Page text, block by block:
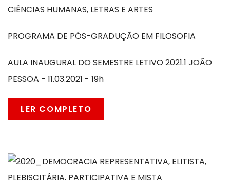
CIÊNCIAS HUMANAS, LETRAS E ARTES
PROGRAMA DE PÓS-GRADUÇÃO EM FILOSOFIA
AULA INAUGURAL DO SEMESTRE LETIVO 2021.1 JOÃO
PESSOA - 11.03.2021 - 19h
LER COMPLETO